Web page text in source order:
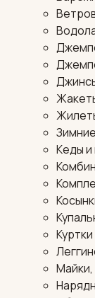
Кеды и
Куртки
Майки,